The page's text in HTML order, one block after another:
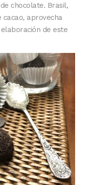
chocolate. Brasil,
aprovecha
de este